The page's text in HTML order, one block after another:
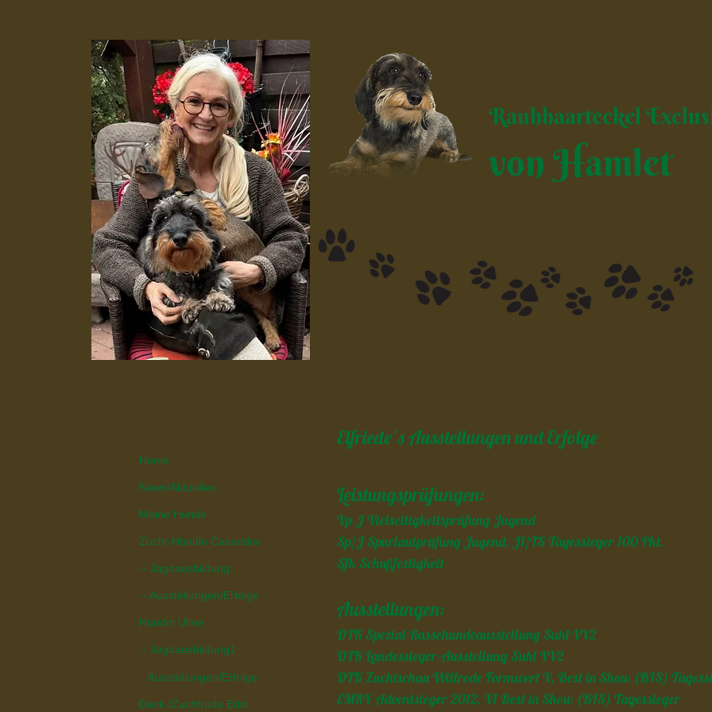
Rauhhaarteckel
von Hamlet
Home
News/Aktuelles
Meine Hunde
Zucht-Hündin Casandra
-- Jagdausbildung
-- Ausstellungen/Erfolge
Hündin Ulme
-- Jagdausbildung1
.. Ausstellungen/Erfolge
Deck-/Zuchtrüde Eddi
Elfriede´s Ausstellungen und Erfolge
Leistungsprüfungen:
Vp-J Vielseitigkeitsprüfung Jugend
Sp/J Spurlautprüfung Jugend, J1/TS Tagessieger 100 Pkt.
Sfk Schußfestigkeit
Ausstellungen:
DTK Spezial-Rassehundeausstellung Suhl VV2
DTK Landessieger-Ausstellung Suhl VV2
DTK Zuchtschau Willrode Formwert V, Best in Show (BIS)
EMRV Adventsieger 2012, V1 Best in Show (BIS) Tagessieger